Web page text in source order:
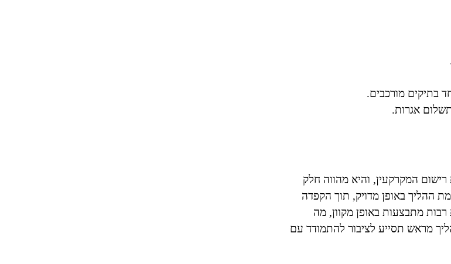
בתיקים מורכבים.
אגרות.
המקרקעין, והיא מהווה חלק
ההליך באופן מדויק, תוך הקפדה
מתבצעות באופן מקוון, מה
מראש תסייע לציבור להתמודד עם